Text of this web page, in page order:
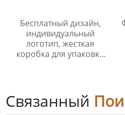
Бесплатный дизайн,
индивидуальный
логотип, жесткая
коробка для упаковки
ящиками для упаковки
десертов
Связанный